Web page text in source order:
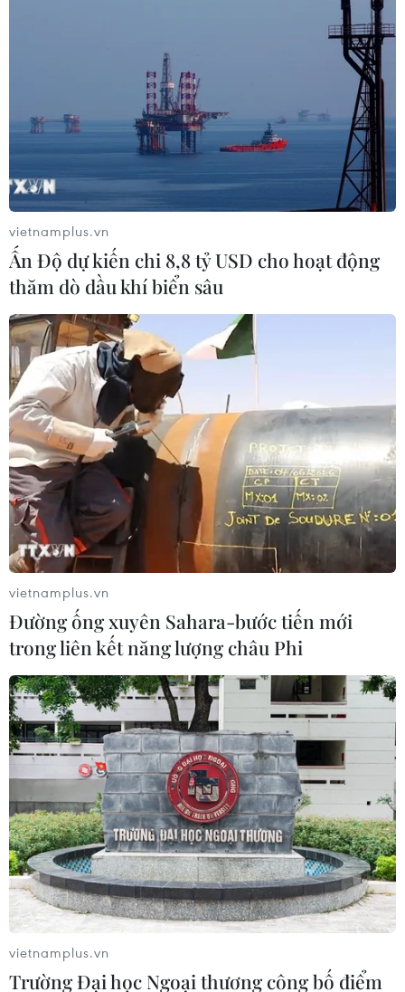
vietnamplus.vn
Ấn Độ dự kiến chi 8,8 tỷ USD cho hoạt động
thăm dò dầu khí biển sâu
vietnamplus.vn
Đường ống xuyên Sahara-bước tiến mới
trong liên kết năng lượng châu Phi
vietnamplus.vn
Trường Đại học Ngoại thương công bố điểm